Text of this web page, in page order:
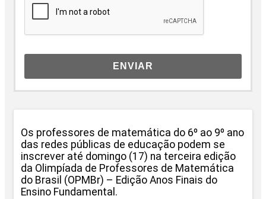
ENVIAR
Os professores de matemática do 6º ao 9º ano
das redes públicas de educação podem se
inscrever até domingo (17) na terceira edição
da Olimpíada de Professores de Matemática
do Brasil (OPMBr) – Edição Anos Finais do
Ensino Fundamental.